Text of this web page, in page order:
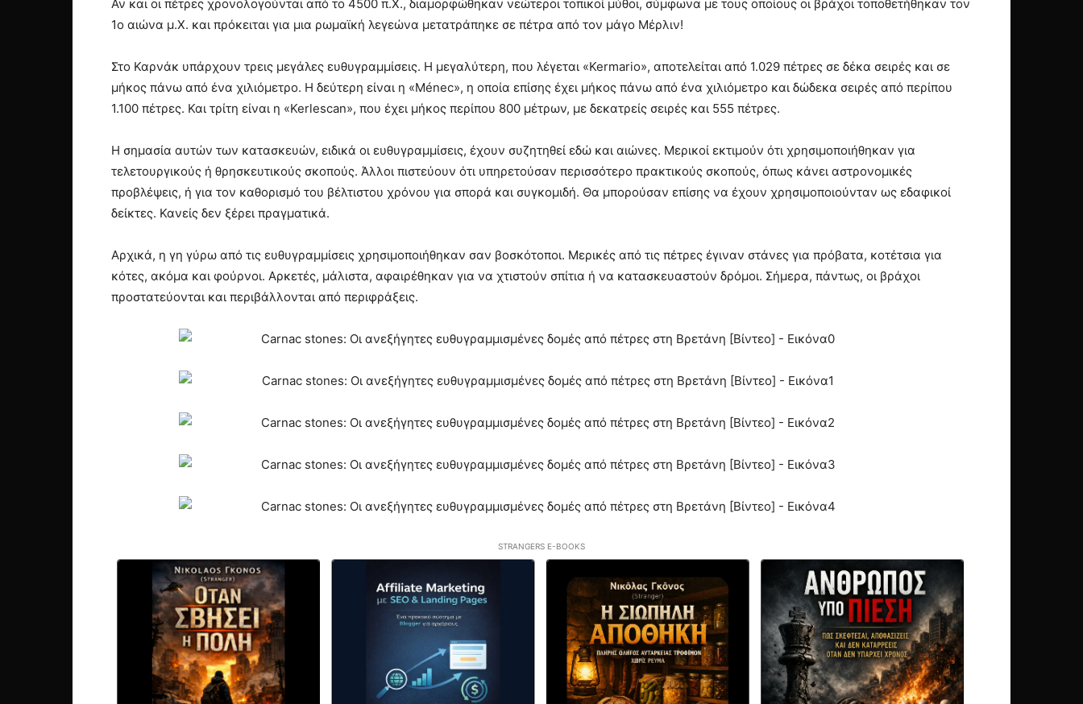
Αν και οι πέτρες χρονολογούνται από το 4500 π.Χ., διαμορφώθηκαν νεώτεροι τοπικοί μύθοι, σύμφωνα με τους οποίους οι βράχοι τοποθετήθηκαν τον
1ο αιώνα μ.Χ. και πρόκειται για μια ρωμαϊκή λεγεώνα μετατράπηκε σε πέτρα από τον μάγο Μέρλιν!
Στο Καρνάκ υπάρχουν τρεις μεγάλες ευθυγραμμίσεις. Η μεγαλύτερη, που λέγεται «Kermario», αποτελείται από 1.029 πέτρες σε δέκα σειρές και σε
μήκος πάνω από ένα χιλιόμετρο. Η δεύτερη είναι η «Ménec», η οποία επίσης έχει μήκος πάνω από ένα χιλιόμετρο και δώδεκα σειρές από περίπου
1.100 πέτρες. Και τρίτη είναι η «Kerlescan», που έχει μήκος περίπου 800 μέτρων, με δεκατρείς σειρές και 555 πέτρες.
Η σημασία αυτών των κατασκευών, ειδικά οι ευθυγραμμίσεις, έχουν συζητηθεί εδώ και αιώνες. Μερικοί εκτιμούν ότι χρησιμοποιήθηκαν για
τελετουργικούς ή θρησκευτικούς σκοπούς. Άλλοι πιστεύουν ότι υπηρετούσαν περισσότερο πρακτικούς σκοπούς, όπως κάνει αστρονομικές
προβλέψεις, ή για τον καθορισμό του βέλτιστου χρόνου για σπορά και συγκομιδή. Θα μπορούσαν επίσης να έχουν χρησιμοποιούνταν ως εδαφικοί
δείκτες. Κανείς δεν ξέρει πραγματικά.
Αρχικά, η γη γύρω από τις ευθυγραμμίσεις χρησιμοποιήθηκαν σαν βοσκότοποι. Μερικές από τις πέτρες έγιναν στάνες για πρόβατα, κοτέτσια για
κότες, ακόμα και φούρνοι. Αρκετές, μάλιστα, αφαιρέθηκαν για να χτιστούν σπίτια ή να κατασκευαστούν δρόμοι. Σήμερα, πάντως, οι βράχοι
προστατεύονται και περιβάλλονται από περιφράξεις.
STRANGERS E-BOOKS